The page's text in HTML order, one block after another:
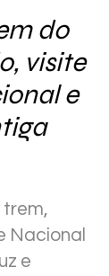
do
visite
e
trem,
Nacional
e